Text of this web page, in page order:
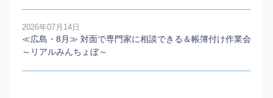
2026年07月14日
≪広島・8月≫ 対面で専門家に相談できる＆帳簿付け作業会
～リアルみんちょぼ～